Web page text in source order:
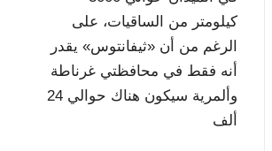
كيلومتر من الساقيات، على
الرغم من أن «ثيفانتوس» يقدر
أنه فقط في محافظتي غرناطة
وألمرية سيكون هناك حوالي 24
ألف